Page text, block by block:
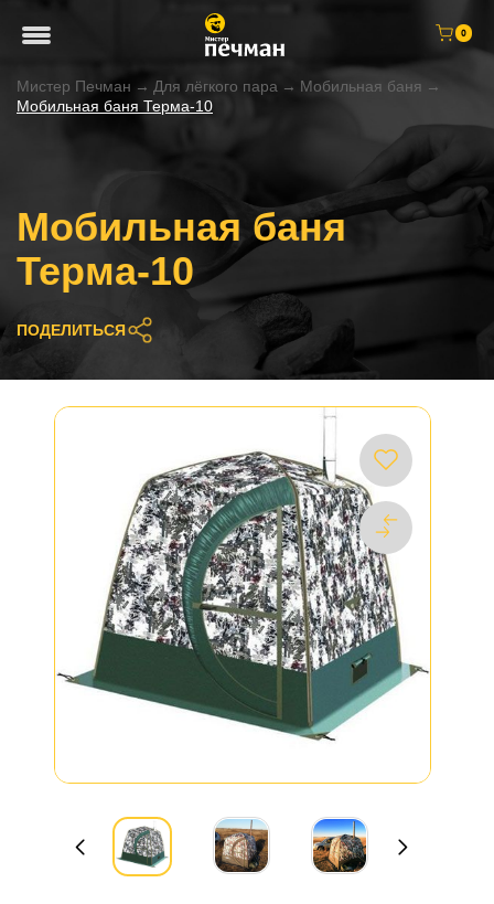
0
Мистер Печман → Для лёгкого пара → Мобильная баня →
Мобильная баня Терма-10
Мобильная баня
Терма-10
ПОДЕЛИТЬСЯ